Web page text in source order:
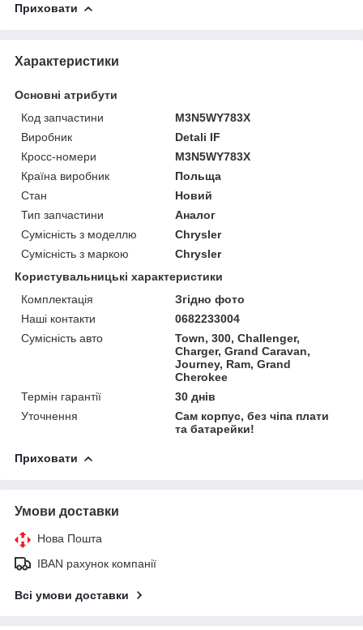
Приховати
Характеристики
Основні атрибути
Код запчастини
M3N5WY783X
Виробник
Detali IF
Кросс-номери
M3N5WY783X
Країна виробник
Польща
Стан
Новий
Тип запчастини
Аналог
Сумісність з моделлю
Chrysler
Сумісність з маркою
Chrysler
Користувальницькі характеристики
Комплектація
Згідно фото
Наші контакти
0682233004
Сумісність авто
Town, 300, Challenger,
Charger, Grand Caravan,
Journey, Ram, Grand
Cherokee
Термін гарантії
30 днів
Уточнення
Сам корпус, без чіпа плати
та батарейки!
Приховати
Умови доставки
Нова Пошта
IBAN рахунок компанії
Всі умови доставки